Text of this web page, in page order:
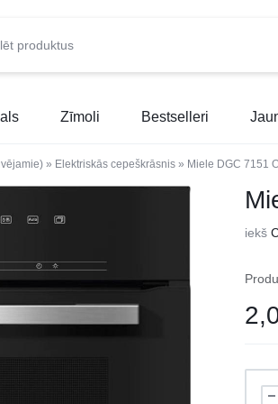
Zīmoli Bestselleri
» Elektriskās cepeškrāsnis » Miele DGC 7151
iekš